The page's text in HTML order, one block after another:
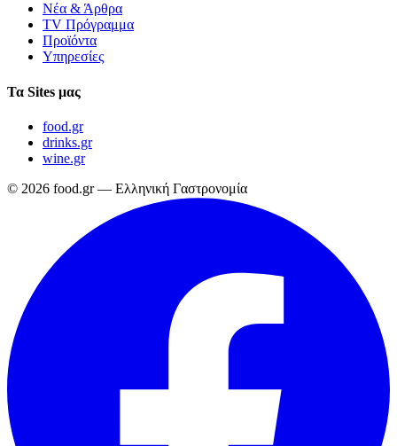
Νέα & Άρθρα
TV Πρόγραμμα
Προϊόντα
Υπηρεσίες
Τα Sites μας
food.gr
drinks.gr
wine.gr
© 2026 food.gr — Ελληνική Γαστρονομία